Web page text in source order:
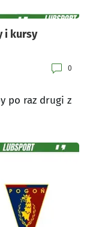
i kursy
0
po raz drugi z